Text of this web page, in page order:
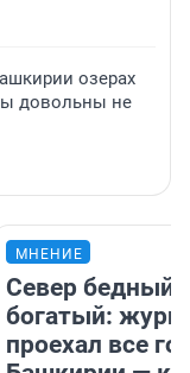
озерах
довольны не
МНЕНИЕ
Север бедный,
богатый:
проехал все